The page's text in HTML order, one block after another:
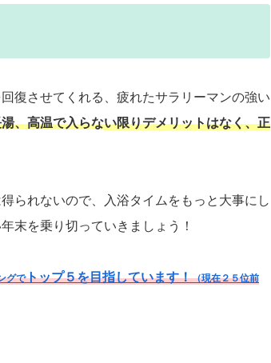
復させてくれる、疲れたサラリーマンの強い
、高温で入らない限りデメリットはなく、正
られないので、入浴タイムをもっと大事にし
末を乗り切っていきましょう！
グでトップ５を目指しています！（現在２５位前